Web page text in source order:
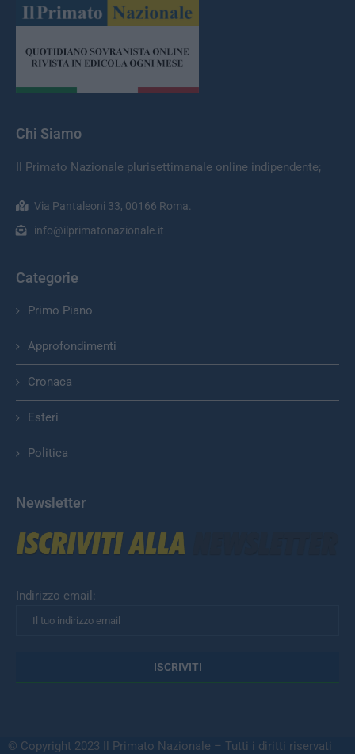
Chi Siamo
Il Primato Nazionale plurisettimanale online indipendente;
Via Pantaleoni 33, 00166 Roma.
info@ilprimatonazionale.it
Categorie
Primo Piano
Approfondimenti
Cronaca
Esteri
Politica
Newsletter
Indirizzo email:
© Copyright 2023 Il Primato Nazionale – Tutti i diritti riservati